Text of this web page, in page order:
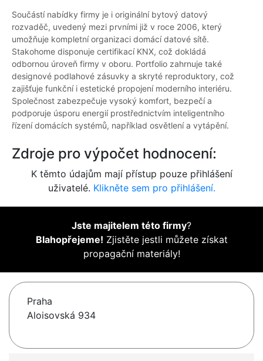
Součástí nabídky firmy je i originální bytový datový
rozvaděč, uvedený mezi prvními již v roce 2006, který
umožňuje kompletní organizaci domácí datové sítě.
Stakohome disponuje certifikací KNX, což dokládá
odbornou úroveň firmy v oboru. Portfolio zahrnuje také
designové podlahové zásuvky a skryté reproduktory, což
zajišťuje funkční i estetické propojení moderního interiéru.
Společnost zabezpečuje vysoký komfort, bezpečí a
podporuje úsporu energií prostřednictvím inteligentního
řízení domácích systémů, například osvětlení a vytápění.
Zdroje pro výpočet hodnocení:
K těmto údajům mají přístup pouze přihlášení
uživatelé. Klikněte sem pro přihlášení.
Jste majitelem této firmy?
Blahopřejeme! Zjistěte jestli můžete získat
propagační materiály!
Praha
Aloisovská 934